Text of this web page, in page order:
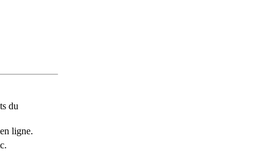
du
ligne.